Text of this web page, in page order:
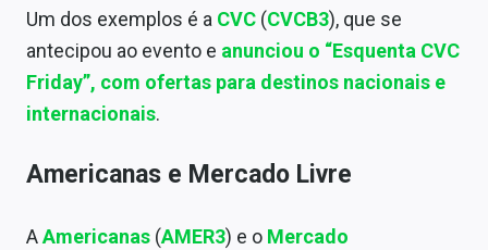
Conteúdo de Marca
Expediente
Contato
Um dos exemplos é a CVC (CVCB3), que se
antecipou ao evento e anunciou o “Esquenta CVC
Friday”, com ofertas para destinos nacionais e
internacionais.
Americanas e Mercado Livre
AAmericanas (AMER3) e o Mercado